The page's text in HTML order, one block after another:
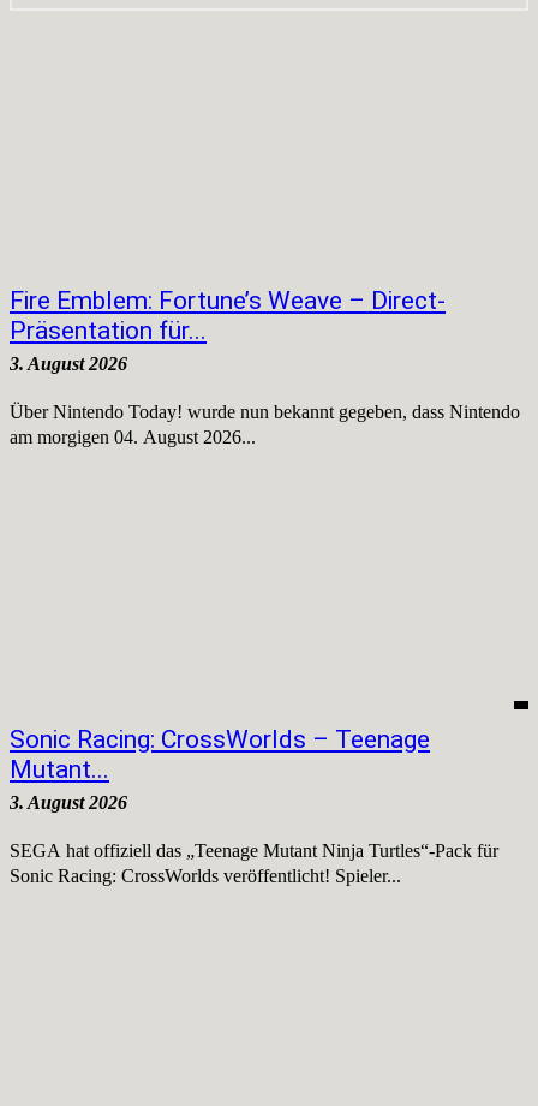
Fire Emblem: Fortune’s Weave – Direct-
Präsentation für...
3. August 2026
Über Nintendo Today! wurde nun bekannt gegeben, dass Nintendo
am morgigen 04. August 2026...
Sonic Racing: CrossWorlds – Teenage
Mutant...
3. August 2026
SEGA hat offiziell das „Teenage Mutant Ninja Turtles“-Pack für
Sonic Racing: CrossWorlds veröffentlicht! Spieler...